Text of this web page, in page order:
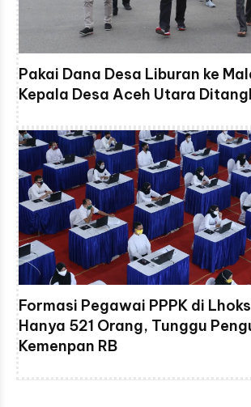
Pakai Dana Desa Liburan ke
Kepala Desa Aceh Utara
Formasi Pegawai PPPK di
Hanya 521 Orang, Tunggu
Kemenpan RB